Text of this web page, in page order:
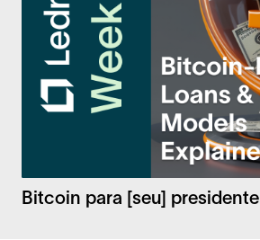
Bitcoin para [seu] presidente